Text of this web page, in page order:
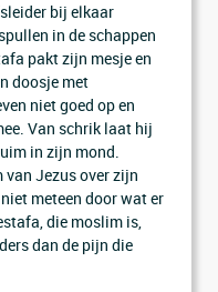
bij elkaar
in de schappen
pakt zijn mesje en
doosje met
niet goed op en
Van schrik laat hij
in zijn mond.
Jezus over zijn
meteen door wat er
die moslim is,
dan de pijn die